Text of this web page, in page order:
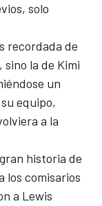
solo
recordada de
sino la de Kimi
un
equipo,
a la
historia de
los comisarios
a Lewis